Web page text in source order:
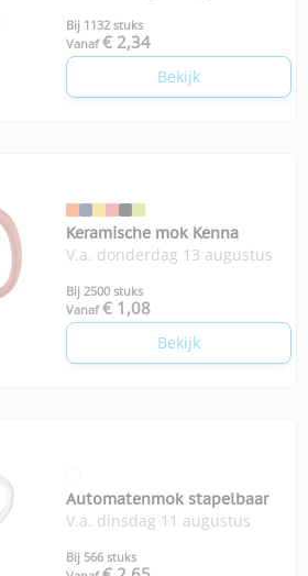
Bij 1132 stuks
Vanaf € 2,34
Bekijk
Keramische mok Kenna
V.a. donderdag 13 augustus
Bij 2500 stuks
Vanaf € 1,08
Bekijk
Automatenmok stapelbaar
V.a. dinsdag 11 augustus
Bij 566 stuks